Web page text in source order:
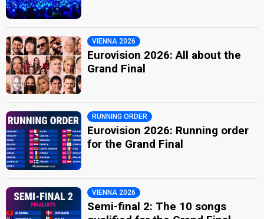
VIENNA 2026
Eurovision 2026: All about the
Grand Final
RUNNING ORDER
Eurovision 2026: Running order
for the Grand Final
VIENNA 2026
Semi-final 2: The 10 songs